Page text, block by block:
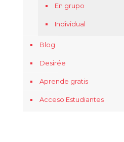
En grupo
Individual
Blog
Desirée
Aprende gratis
Acceso Estudiantes